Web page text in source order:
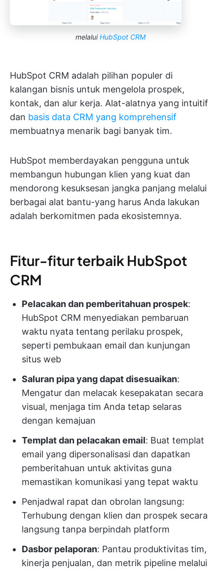
melaluiHubSpot CRM
HubSpot CRM adalah pilihan populer di
kalangan bisnis untuk mengelola prospek,
kontak, dan alur kerja. Alat-alatnya yang intuitif
dan basis data CRM yang komprehensif
membuatnya menarik bagi banyak tim.
HubSpot memberdayakan pengguna untuk
membangun hubungan klien yang kuat dan
mendorong kesuksesan jangka panjang melalui
berbagai alat bantu-yang harus Anda lakukan
adalah berkomitmen pada ekosistemnya.
Fitur-fitur terbaik HubSpot
CRM
Pelacakan dan pemberitahuan prospek:
HubSpot CRM menyediakan pembaruan
waktu nyata tentang perilaku prospek,
seperti pembukaan email dan kunjungan
situs web
Saluran pipa yang dapat disesuaikan:
Mengatur dan melacak kesepakatan secara
visual, menjaga tim Anda tetap selaras
dengan kemajuan
Templat dan pelacakan email: Buat templat
email yang dipersonalisasi dan dapatkan
pemberitahuan untuk aktivitas guna
memastikan komunikasi yang tepat waktu
Penjadwal rapat dan obrolan langsung:
Terhubung dengan klien dan prospek secara
langsung tanpa berpindah platform
Dasbor pelaporan: Pantau produktivitas tim,
kinerja penjualan, dan metrik pipeline melalui